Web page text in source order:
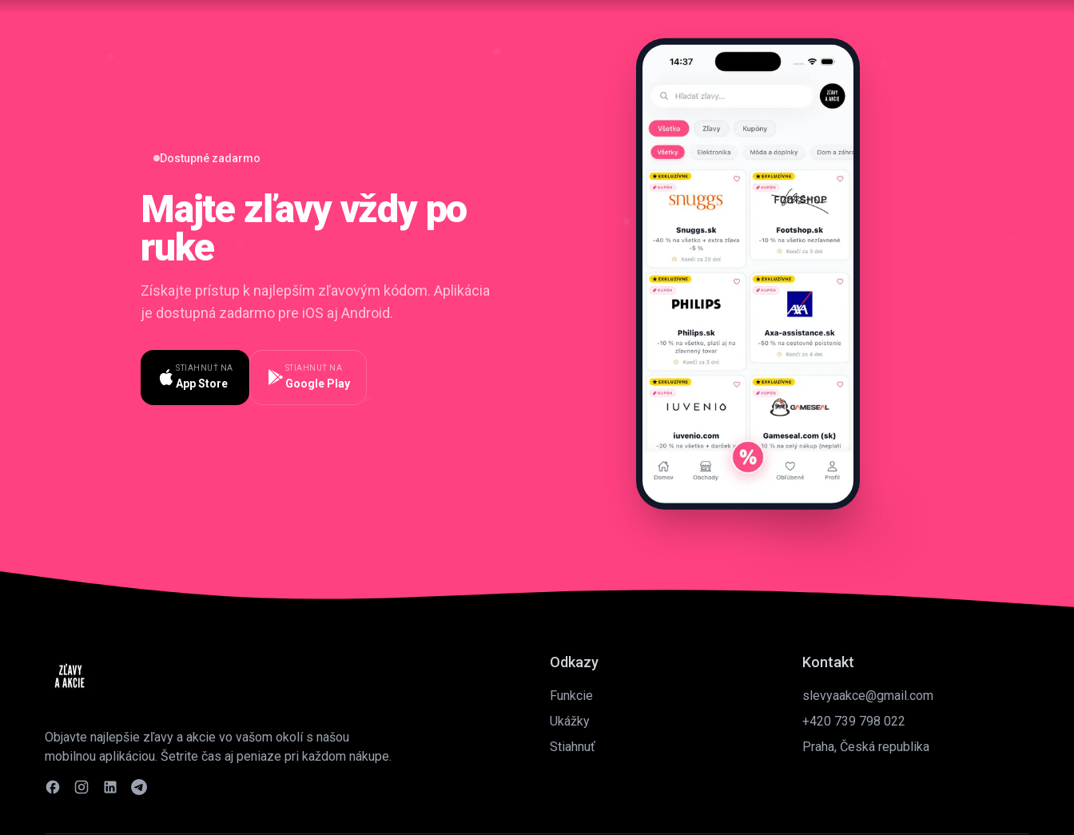
Dostupné zadarmo
Majte zľavyvždy po
ruke
Získajte prístup k najlepším zľavovým kódom. Aplikácia
je dostupná zadarmo pre iOS aj Android.
STIAHNUŤ NA
App Store
STIAHNUŤ NA
Google Play
Objavte najlepšie zľavy a akcie vo vašom okolí s našou
mobilnou aplikáciou. Šetrite čas aj peniaze pri každom nákupe.
Odkazy
Funkcie
Ukážky
Stiahnuť
Kontakt
slevyaakce@gmail.com
+420 739 798 022
Praha, Česká republika